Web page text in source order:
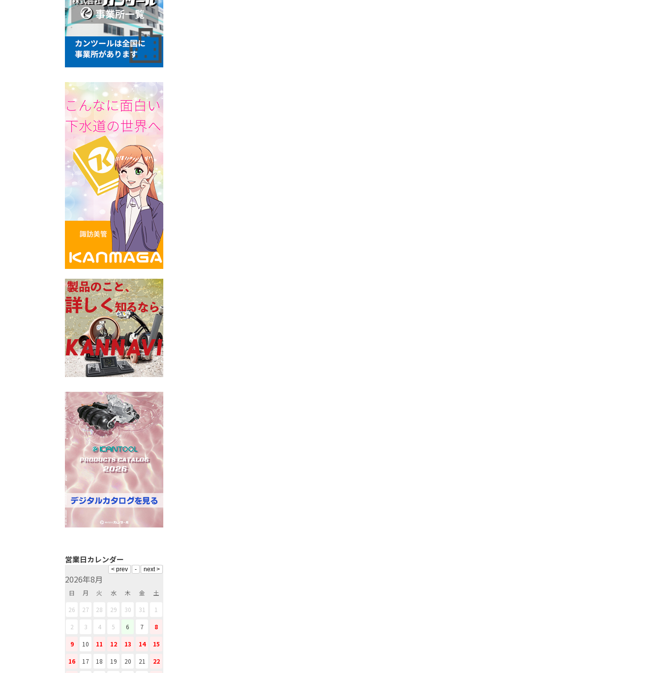
営業日カレンダー
2026年8月
日 月 火 水 木 金
土
26
27 28 29 30 31 1
2 3 4 5 6 7 8
9 10 11 12 13 14 15
16 17 18 19 20 21 22